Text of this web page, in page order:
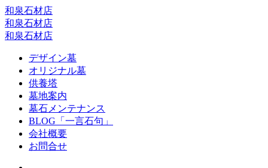
和泉石材店
和泉石材店
和泉石材店
デザイン墓
オリジナル墓
供養塔
墓地案内
墓石メンテナンス
BLOG「一言石句」
会社概要
お問合せ